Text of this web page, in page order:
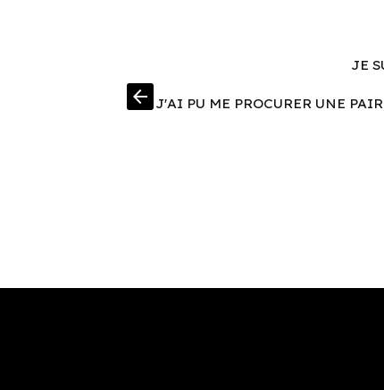
JE
J'AI PU ME PROCURER UNE
arrow_back